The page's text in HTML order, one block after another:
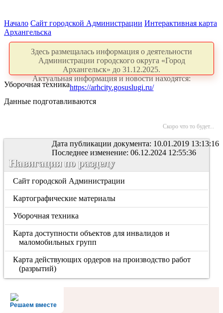
Начало Сайт городской Администрации Интерактивная карта
Архангельска
Здесь размещалась информация о деятельности
Администрации городского округа «Город
Архангельск» до 31.12.2025.
Актуальная информация и новости находятся:
https://arhcity.gosuslugi.ru/
Уборочная техника
Данные подготавливаются
Скоро что то будет...
Дата публикации документа: 10.01.2019 13:13:16
Последнее изменение: 06.12.2024 12:55:36
Навигация по разделу
Сайт городской Администрации
Картографические материалы
Уборочная техника
Карта доступности объектов для инвалидов и
маломобильных групп
Карта действующих ордеров на производство работ
(разрытий)
Решаем вместе